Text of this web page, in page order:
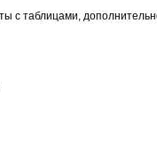
с таблицами,